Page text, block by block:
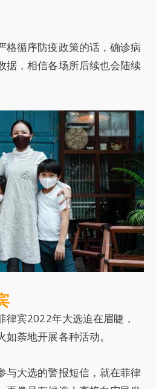
格循序防疫政策的话，确诊病
据，相信各场所后续也会陆续
律宾2022年大选迫在眉睫，
荼地开展各种活动。
与大选的警报短信，就在菲律